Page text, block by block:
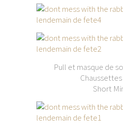
Pull et masque de
Short